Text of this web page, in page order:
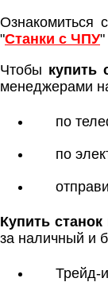
Ознакомиться
"Станки с ЧПУ"
Чтобы купить
менеджерами
по
по
Купить
за наличный и
Трейд-